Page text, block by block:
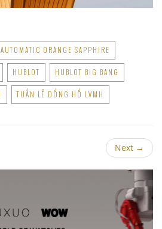
ORANGE SAPPHIRE
HUBLOT HUBLOT BIG BANG
TUẦN LỄ ĐỒNG HỒ LVMH
Next →